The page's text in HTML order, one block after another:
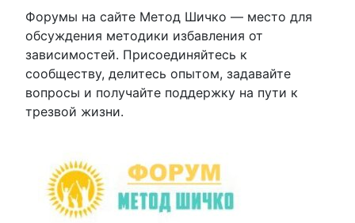
п
л
ц
в
н
и
з
.
п
л
ц
в
е
р
х
Форумы на сайте Метод Шичко — место для
обсуждения методики избавления от
зависимостей. Присоединяйтесь к
сообществу, делитесь опытом, задавайте
вопросы и получайте поддержку на пути к
трезвой жизни.